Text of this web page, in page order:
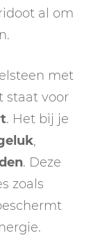
al om
met
staat voor
. Het bij je
,
. Deze
zoals